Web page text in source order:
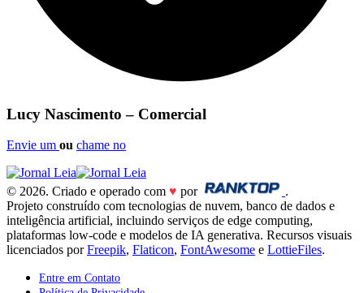
Lucy Nascimento – Comercial
Envie um ou chame no
© 2026. Criado e operado com ♥ por
.
Projeto construído com tecnologias de nuvem, banco de dados e
inteligência artificial, incluindo serviços de edge computing,
plataformas low-code e modelos de IA generativa. Recursos visuais
licenciados porFreepik, Flaticon, FontAwesome e LottieFiles.
Entre em Contato